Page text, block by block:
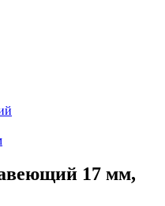
17 мм,